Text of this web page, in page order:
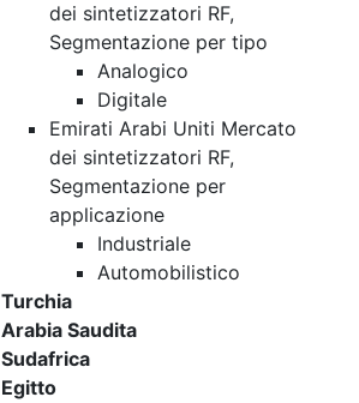
dei sintetizzatori RF,
Segmentazione per tipo
Analogico
Digitale
Emirati Arabi Uniti Mercato
dei sintetizzatori RF,
Segmentazione per
applicazione
Industriale
Automobilistico
Turchia
Arabia Saudita
Sudafrica
Egitto